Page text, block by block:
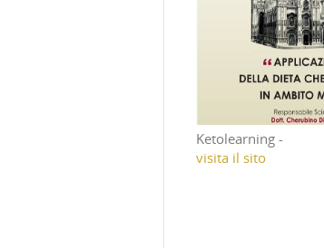
Ketolearning -
visita il sito